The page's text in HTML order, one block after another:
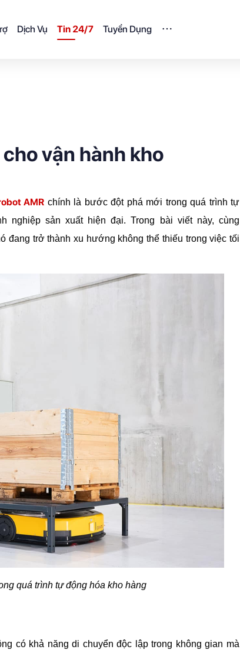
Dịch Vụ Tin 24/7 Tuyển Dụng
vận hành kho
AMR chính là bước đột phá mới trong quá trình tự
đang trở thành xu hướng không thể thiếu trong việc tối
quá trình tự động hóa kho hàng
có khả năng di chuyển độc lập trong không gian mà